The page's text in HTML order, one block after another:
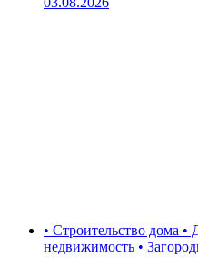
• Строительство дома •
недвижимость •